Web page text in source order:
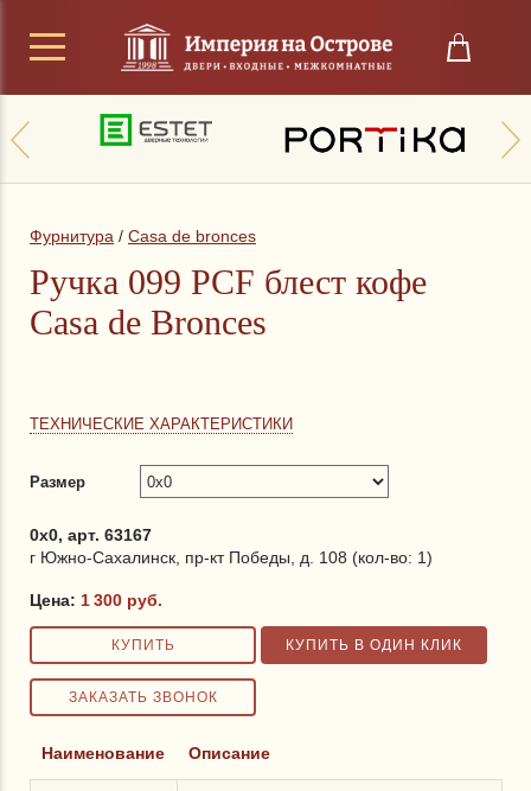
Фурнитура / Casa de bronces
Ручка 099 PCF блест кофе
Casa de Bronces
ТЕХНИЧЕСКИЕ ХАРАКТЕРИСТИКИ
Размер
0x0, арт. 63167
г Южно-Сахалинск, пр-кт Победы, д. 108 (кол-во: 1)
Цена: 1 300 руб.
Наименование Описание